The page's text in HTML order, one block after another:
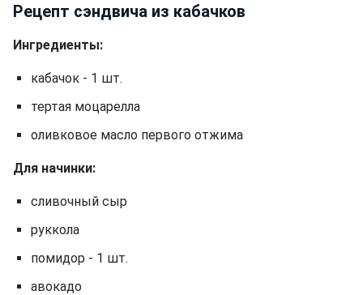
Рецепт сэндвича из кабачков
Ингредиенты:
кабачок - 1 шт.
тертая моцарелла
оливковое масло первого отжима
Для начинки:
сливочный сыр
руккола
помидор - 1 шт.
авокадо